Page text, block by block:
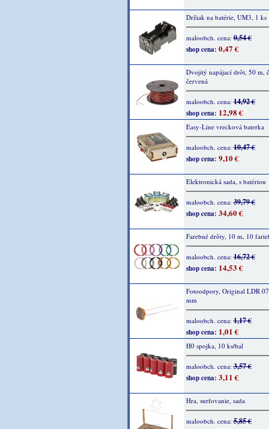
Držiak na batérie, UM3, 1 ks
maloobch. cena:0,54 €
shop cena: 0,47 €
Dvojitý napájací drôt, 50 m,
červená
maloobch. cena:14,92 €
shop cena: 12,98 €
Easy-Line vrecková baterka
maloobch. cena:10,47 €
shop cena: 9,10 €
Elektronická sada, s batériou
maloobch. cena:39,79 €
shop cena: 34,60 €
Farebné drôty, 10 m, 10
maloobch. cena:16,72 €
shop cena: 14,53 €
Fotoodpory, Original LDR
mm
maloobch. cena:1,17 €
shop cena: 1,01 €
H0 spojka, 10 ks/bal
maloobch. cena:3,57 €
shop cena: 3,11 €
Hra, surfovanie, sada
maloobch. cena:5,85 €